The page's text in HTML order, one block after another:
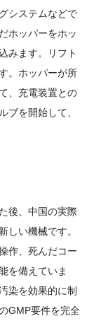
システムなどで
ホッパーをホッ
みます。リフト
。ホッパーが所
、充電装置との
ブを開始して、
後、中国の実際
しい機械です。
作、死んだコー
を備えていま
染を効果的に制
GMP要件を完全